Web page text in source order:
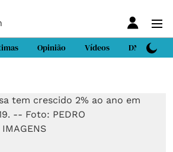
Opinião Vídeos DN Sport